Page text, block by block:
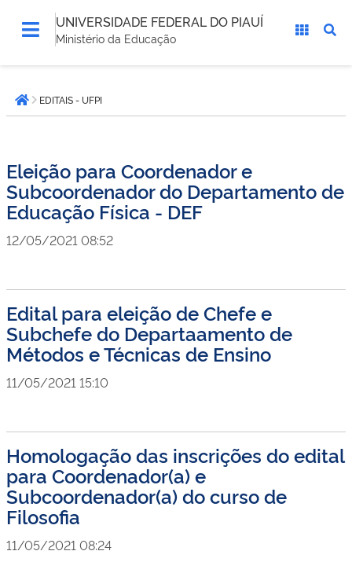
UNIVERSIDADE FEDERAL DO PIAUÍ
Ministério da Educação
está
aqui:Página inicial
EDITAIS - UFPI
Eleição para Coordenador e
Subcoordenador do Departamento de
Educação Física - DEF
12/05/2021 08:52
Edital para eleição de Chefe e
Subchefe do Departaamento de
Métodos e Técnicas de Ensino
11/05/2021 15:10
Homologação das inscrições do edital
para Coordenador(a) e
Subcoordenador(a) do curso de
Filosofia
11/05/2021 08:24